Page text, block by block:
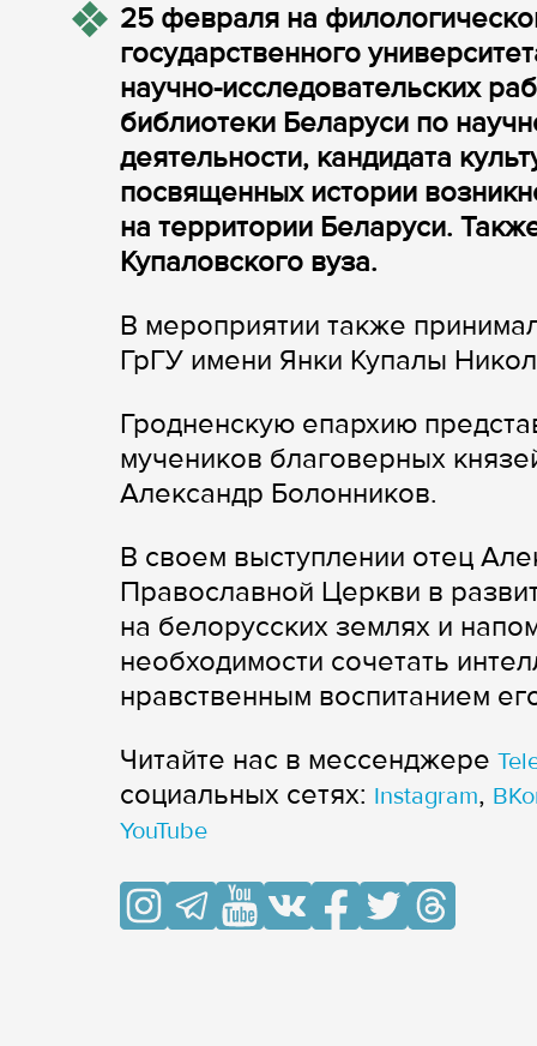
25 февраля на
государственного
научно-исследовательских
библиотеки Беларуси по
деятельности, кандидата
посвященных истории
на территории Беларуси.
Купаловского вуза.
В мероприятии также
ГрГУ имени Янки Купалы
Гродненскую епархию
мучеников благоверных
Александр Болонников.
В своем выступлении отец
Православной Церкви в
на белорусских землях и
необходимости сочетать
нравственным воспитанием
Читайте нас в мессенджере
cоциальных сетях: Instagram,
YouTube